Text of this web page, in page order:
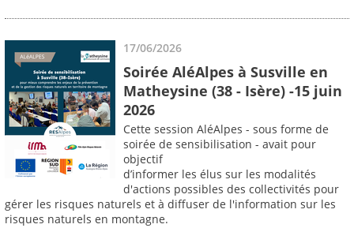
17/06/2026
Soirée AléAlpes à Susville en
Matheysine (38 - Isère) -15 juin
2026
Cette session AléAlpes - sous forme de
soirée de sensibilisation - avait pour
objectif
d’informer les élus sur les modalités
d'actions possibles des collectivités pour
gérer les risques naturels et à diffuser de l'information sur les
risques naturels en montagne.